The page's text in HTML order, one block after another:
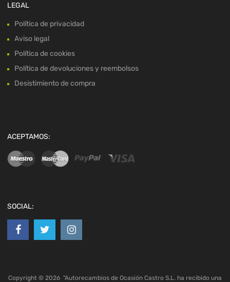
LEGAL
Política de privacidad
Aviso legal
Política de cookies
Política de devoluciones y reembolsos
Desistimiento de compra
ACEPTAMOS:
SOCIAL:
Copyright © 2026 "Autorecambios de Ocasión Castro S.L. ha recibido una